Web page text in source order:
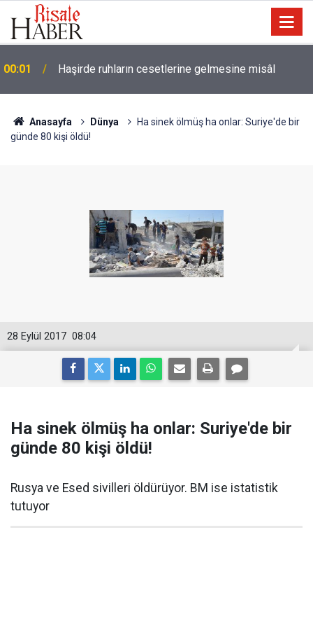
00:01 Haşirde ruhların cesetlerine gelmesine misâl
Anasayfa Dünya
Ha sinek ölmüş ha onlar: Suriye'de bir
günde 80 kişi öldü!
08:04
28 Eylül 2017
Ha sinek ölmüş ha onlar: Suriye'de bir
günde 80 kişi öldü!
Rusya ve Esed sivilleri öldürüyor. BM ise istatistik
tutuyor